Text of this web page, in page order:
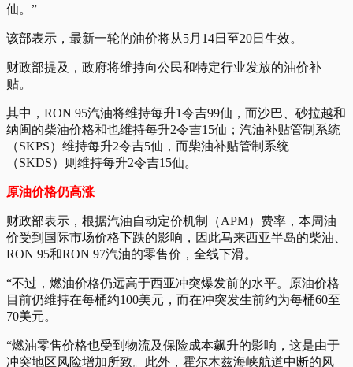
仙。”
该部表示，最新一轮的油价将从5月14日至20日生效。
财政部提及，政府将维持向公民和特定行业发放的油价补
贴。
其中，RON 95汽油将维持每升1令吉99仙，而沙巴、砂拉越和
纳闽的柴油价格和也维持每升2令吉15仙；汽油补贴管制系统
（SKPS）维持每升2令吉5仙，而柴油补贴管制系统
（SKDS）则维持每升2令吉15仙。
原油价格仍高涨
财政部表示，根据汽油自动定价机制（APM）费率，本周油
价受到国际市场价格下跌的影响，因此马来西亚半岛的柴油、
RON 95和RON 97汽油的零售价，全线下滑。
“不过，燃油价格仍远高于西亚冲突爆发前的水平。原油价格
目前仍维持在每桶约100美元，而在冲突发生前约为每桶60至
70美元。
“燃油零售价格也受到物流及保险成本飙升的影响，这是由于
冲突地区风险增加所致。此外，霍尔木兹海峡航道中断的风